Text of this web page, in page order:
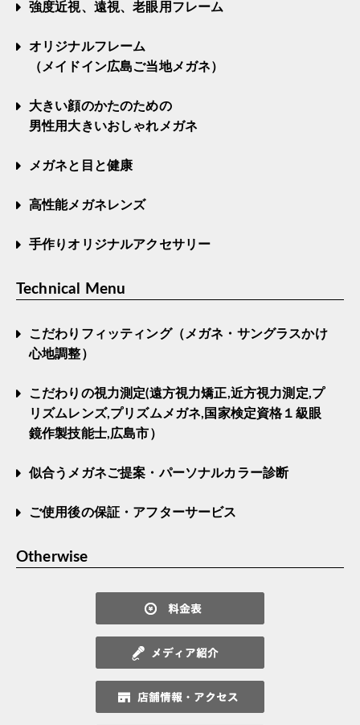
強度近視、遠視、老眼用フレーム
オリジナルフレーム
（メイドイン広島ご当地メガネ）
大きい顔のかたのための
男性用大きいおしゃれメガネ
メガネと目と健康
高性能メガネレンズ
手作りオリジナルアクセサリー
Technical Menu
こだわりフィッティング（メガネ・サングラスかけ
心地調整）
こだわりの視力測定(遠方視力矯正,近方視力測定,プ
リズムレンズ,プリズムメガネ,国家検定資格１級眼
鏡作製技能士,広島市）
似合うメガネご提案・パーソナルカラー診断
ご使用後の保証・アフターサービス
Otherwise